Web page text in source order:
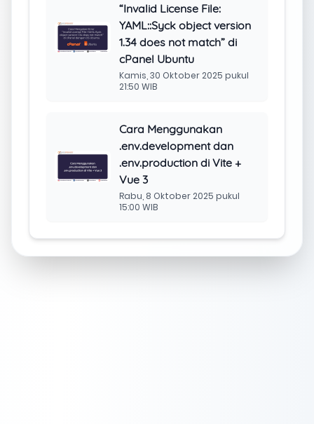
“Invalid License File:
YAML::Syck object version
1.34 does not match” di
cPanel Ubuntu
Kamis, 30 Oktober 2025 pukul
21:50 WIB
Cara Menggunakan
.env.development dan
.env.production di Vite +
Vue 3
Rabu, 8 Oktober 2025 pukul
15:00 WIB